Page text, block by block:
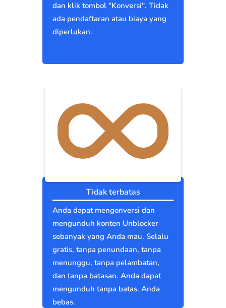
dan klik tombol "Konversi". Tidak
ada pendaftaran atau biaya yang
diperlukan.
Tidak terbatas
Anda dapat mengonversi dan
mengunduh konten Unblocker
sebanyak yang Anda mau. Selalu
gratis, tanpa penundaan, tanpa
menunggu, tanpa pelambatan,
dan tanpa batasan. Anda dapat
mengunduh tanpa batas. Anda
bebas.